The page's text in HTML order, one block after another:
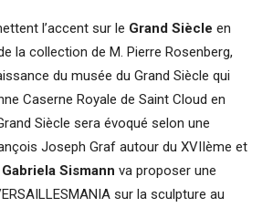
l’accent sur le Grand Siècle en
la collection de M. Pierre Rosenberg,
du musée du Grand Siècle qui
Caserne Royale de Saint Cloud en
Siècle sera évoqué selon une
Joseph Graf autour du XVIIème et
Gabriela Sismann va proposer une
sur la sculpture au